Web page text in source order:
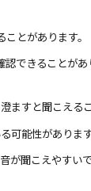
とがあります。
できることが
ますと聞こえる
可能性があります
が聞こえやすいで